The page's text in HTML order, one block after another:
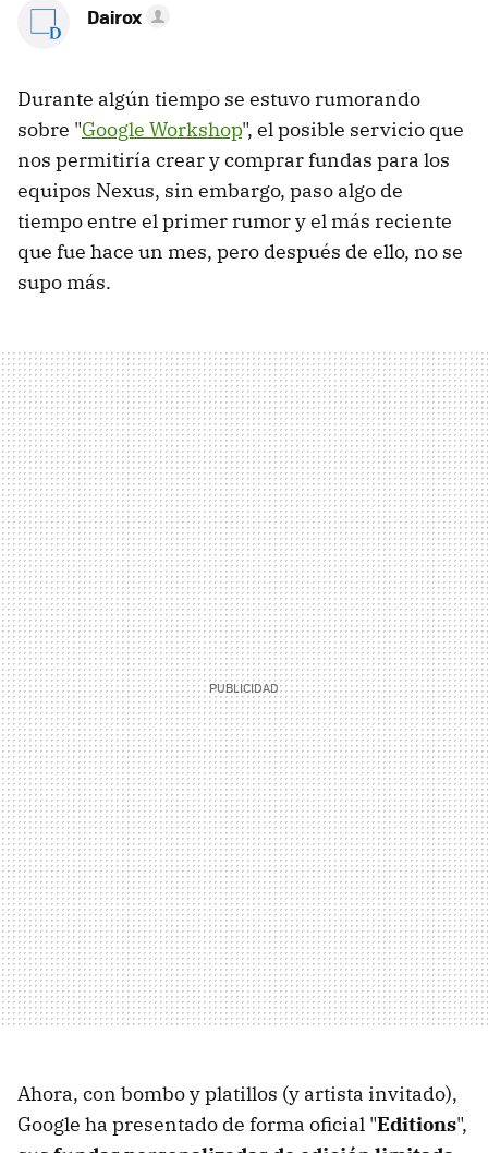
Dairox
Durante algún tiempo se estuvo rumorando
sobre "Google Workshop", el posible servicio que
nos permitiría crear y comprar fundas para los
equipos Nexus, sin embargo, paso algo de
tiempo entre el primer rumor y el más reciente
que fue hace un mes, pero después de ello, no se
supo más.
Ahora, con bombo y platillos (y artista invitado),
Google ha presentado de forma oficial "Editions",